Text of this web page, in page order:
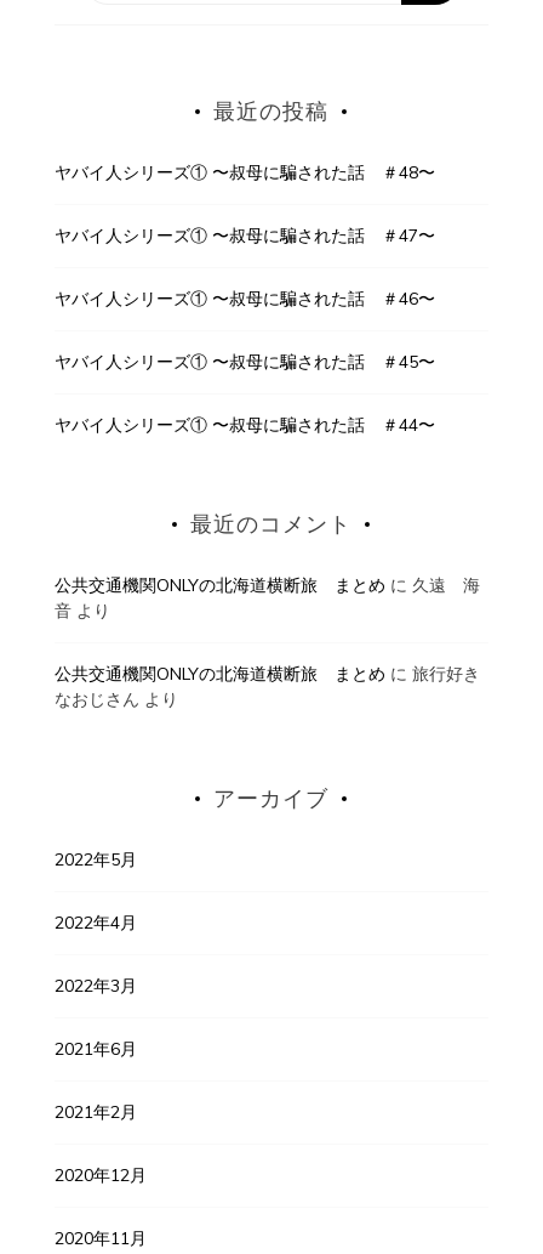
最近の投稿
ヤバイ人シリーズ① 〜叔母に騙された話 ＃48〜
ヤバイ人シリーズ① 〜叔母に騙された話 ＃47〜
ヤバイ人シリーズ① 〜叔母に騙された話 ＃46〜
ヤバイ人シリーズ① 〜叔母に騙された話 ＃45〜
ヤバイ人シリーズ① 〜叔母に騙された話 ＃44〜
最近のコメント
公共交通機関ONLYの北海道横断旅 まとめ に 久遠 海
音より
公共交通機関ONLYの北海道横断旅 まとめ に 旅行好き
なおじさん より
アーカイブ
2022年5月
2022年4月
2022年3月
2021年6月
2021年2月
2020年12月
2020年11月